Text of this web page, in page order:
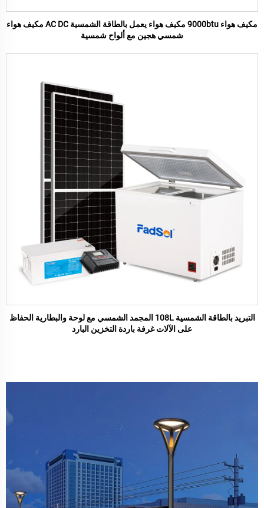
مكيف هواء 9000btu مكيف هواء يعمل بالطاقة الشمسية AC DC مكيف هواء
شمسي هجين مع ألواح شمسية
التبريد بالطاقة الشمسية 108L المجمد الشمسي مع لوحة والبطارية الحفاظ
على الآلات غرفة باردة التخزين البارد